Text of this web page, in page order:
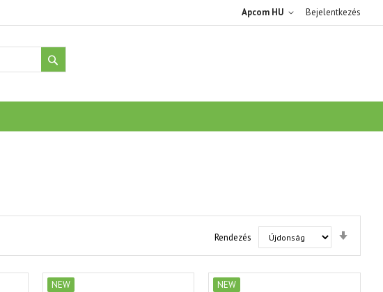
Apcom HU Bejelentkezés
Rendezés
NEW NEW